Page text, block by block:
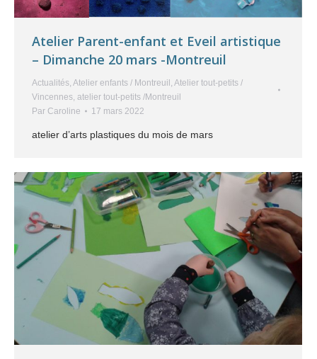
Atelier Parent-enfant et Eveil artistique
– Dimanche 20 mars -Montreuil
Actualités, Atelier enfants / Montreuil , Atelier tout-petits /
Vincennes, atelier tout-petits /Montreuil
Par Caroline 17 mars 2022
atelier d’arts plastiques du mois de mars